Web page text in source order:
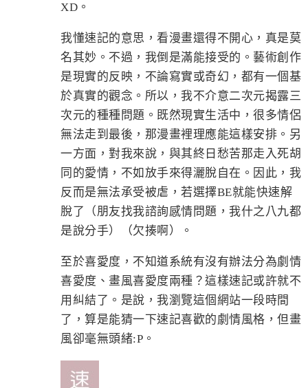
XD。
我懂速記的意思，看漫畫還得不開心，真是莫
名其妙。不過，我倒是滿能接受的。藝術創作
是現實的反映，不論寫實或奇幻，都有一個基
於真實的觀念。所以，我不介意二次元揭露三
次元的種種問題。既然現實生活中，很多情侶
無法走到最後，那漫畫裡理應能這樣安排。另
一方面，對我來說，與其終日愁苦那走入死胡
同的愛情，不如放手來得灑脫自在。因此，我
反而是無法承受被虐，若選擇BE就能快速解
脫了（朋友找我諮詢感情問題，我什之八九都
是說分手）（欠揍啊）。
至於喜愛度，不知道系統有沒有辦法分為劇情
喜愛度、畫風喜愛度兩種？這樣速記或許就不
用糾結了。是說，我瀏覽這個網站一段時間
了，算是能猜一下速記喜歡的劇情風格，但畫
風卻毫無頭緒:P。